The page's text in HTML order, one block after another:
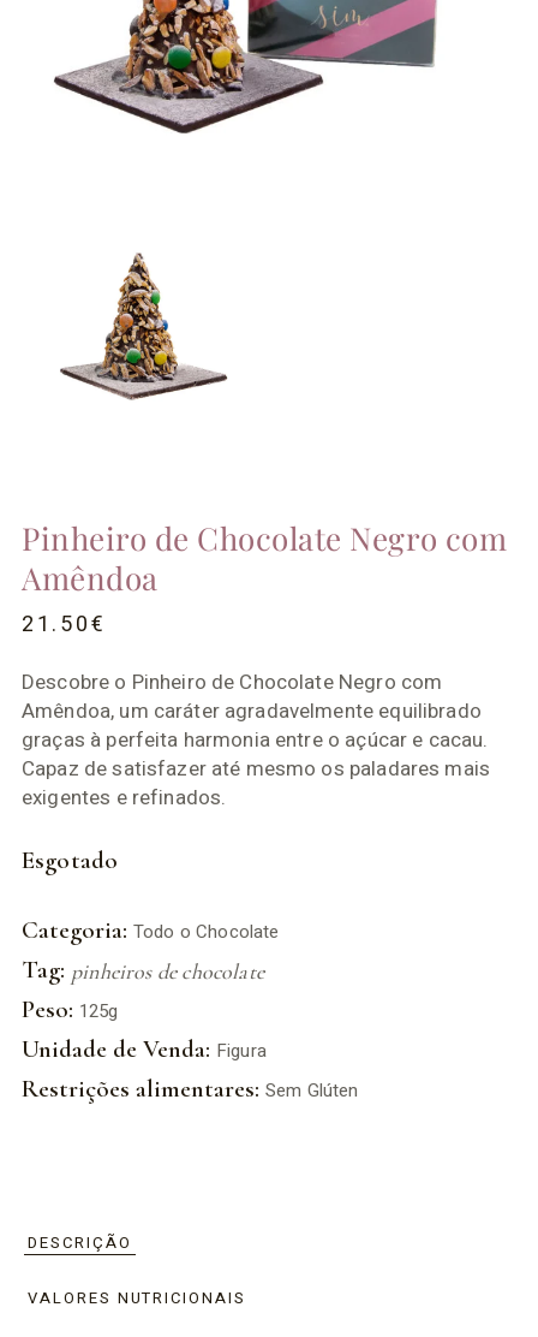
Pinheiro de Chocolate Negro com
Amêndoa
21.50€
Descobre o Pinheiro de Chocolate Negro com
Amêndoa, um caráter agradavelmente equilibrado
graças à perfeita harmonia entre o açúcar e cacau.
Capaz de satisfazer até mesmo os paladares mais
exigentes e refinados.
Esgotado
Categoria: Todo o Chocolate
Tag: pinheiros de chocolate
Peso: 125g
Unidade de Venda: Figura
Restrições alimentares: Sem Glúten
DESCRIÇÃO
VALORES NUTRICIONAIS